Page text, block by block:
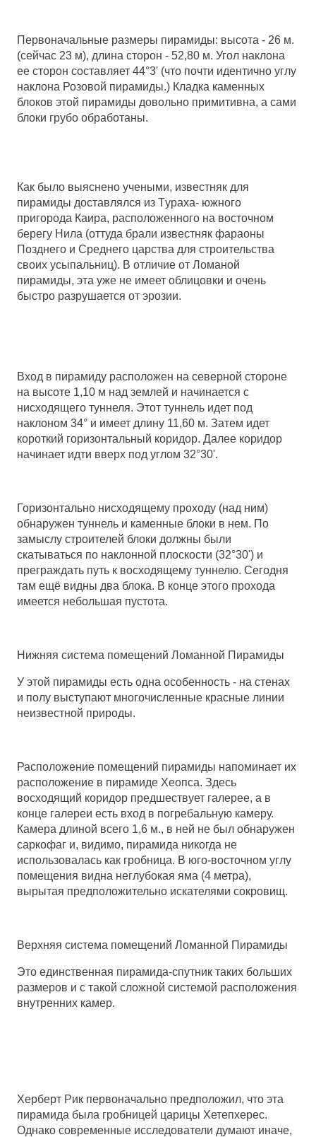
Первоначальные размеры пирамиды: высота - 26 м.
(сейчас 23 м), длина сторон - 52,80 м. Угол наклона
ее сторон составляет 44°3' (что почти идентично углу
наклона Розовой пирамиды.) Кладка каменных
блоков этой пирамиды довольно примитивна, а сами
блоки грубо обработаны.
Как было выяснено учеными, известняк для
пирамиды доставлялся из Tураха- южного
пригорода Каира, расположенного на восточном
берегу Нила (оттуда брали известняк фараоны
Позднего и Среднего царства для строительства
своих усыпальниц). В отличие от Ломаной
пирамиды, эта уже не имеет облицовки и очень
быстро разрушается от эрозии.
Вход в пирамиду расположен на северной стороне
на высоте 1,10 м над землей и начинается с
нисходящего туннеля. Этот туннель идет под
наклоном 34° и имеет длину 11,60 м. Затем идет
короткий горизонтальный коридор. Далее коридор
начинает идти вверх под углом 32°30'.
Горизонтально нисходящему проходу (над ним)
обнаружен туннель и каменные блоки в нем. По
замыслу строителей блоки должны были
скатываться по наклонной плоскости (32°30') и
преграждать путь к восходящему туннелю. Сегодня
там ещё видны два блока. В конце этого прохода
имеется небольшая пустота.
Нижняя система помещений Ломанной Пирамиды
У этой пирамиды есть одна особенность - на стенах
и полу выступают многочисленные красные линии
неизвестной природы.
Расположение помещений пирамиды напоминает их
расположение в пирамиде Хеопса. Здесь
восходящий коридор предшествует галерее, а в
конце галереи есть вход в погребальную камеру.
Камера длиной всего 1,6 м., в ней не был обнаружен
саркофаг и, видимо, пирамида никогда не
использовалась как гробница. В юго-восточном углу
помещения видна неглубокая яма (4 метра),
вырытая предположительно искателями сокровищ.
Верхняя система помещений Ломанной Пирамиды
Это единственная пирамида-спутник таких больших
размеров и с такой сложной системой расположения
внутренних камер.
Херберт Рик первоначально предположил, что эта
пирамида была гробницей царицы Хетепхерес.
Однако современные исследователи думают иначе,